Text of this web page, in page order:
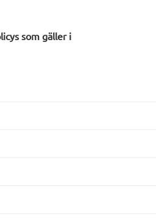
som gäller i